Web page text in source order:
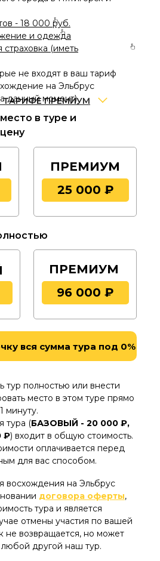
ПРЕМИУМ
- 18 000 руб.
и одежда
страховка (иметь
не входят в ваш тариф
на Эльбрус
данный момент)
аренды
всех обязательных
и одежды по скидке 30
места в палатке – 17
Эльбрус Эксперт –
значок«За восхождение на
успешного восхождения)
Книжка Альпиниста
о совершенном
случае успешного
1000 руб.
встреча в
на вокзале) и трансфер в
началом мероприятия –
после окончания
1000 руб.
руб.
ПРЕМИУМ
25 000 ₽
в туре и
вся сумма тура под 0%
96 000 ₽
ПРЕМИУМ
восхождения на Эльбрус
договора оферты,
тура и является
отмены участия по вашей
не возвращается, но может
другой наш тур.
тур полностью или внести
место в этом туре прямо
минуту.
тура (БАЗОВЫЙ - 20 000 ₽,
₽) входит в общую стоимость.
оплачивается перед
для вас способом.